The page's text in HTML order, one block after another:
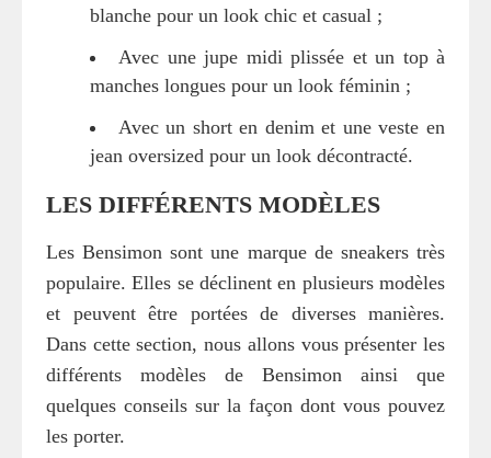
blanche pour un look chic et casual ;
Avec une jupe midi plissée et un top à
manches longues pour un look féminin ;
Avec un short en denim et une veste en
jean oversized pour un look décontracté.
LES DIFFÉRENTS MODÈLES
Les Bensimon sont une marque de sneakers très
populaire. Elles se déclinent en plusieurs modèles
et peuvent être portées de diverses manières.
Dans cette section, nous allons vous présenter les
différents modèles de Bensimon ainsi que
quelques conseils sur la façon dont vous pouvez
les porter.